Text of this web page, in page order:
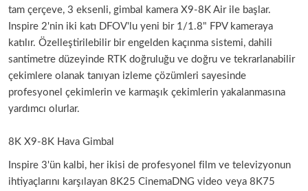
tam çerçeve, 3 eksenli, gimbal kamera X9-8K Air ile başlar.
Inspire 2'nin iki katı DFOV'lu yeni bir 1/1.8" FPV kameraya
katılır. Özelleştirilebilir bir engelden kaçınma sistemi, dahili
santimetre düzeyinde RTK doğruluğu ve doğru ve tekrarlanabilir
çekimlere olanak tanıyan izleme çözümleri sayesinde
profesyonel çekimlerin ve karmaşık çekimlerin yakalanmasına
yardımcı olurlar.
8K X9-8K Hava Gimbal
Inspire 3'ün kalbi, her ikisi de profesyonel film ve televizyonun
ihtiyaçlarını karşılayan 8K25 CinemaDNG video veya 8K75